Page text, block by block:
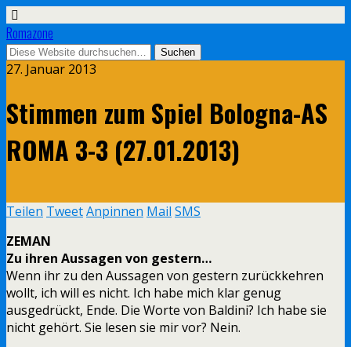
Romazone
27. Januar 2013
Stimmen zum Spiel Bologna-AS
ROMA 3-3 (27.01.2013)
Teilen TweetAnpinnen Mail SMS
ZEMAN
Zu ihren Aussagen von gestern…
Wenn ihr zu den Aussagen von gestern zurückkehren
wollt, ich will es nicht. Ich habe mich klar genug
ausgedrückt, Ende. Die Worte von Baldini? Ich habe sie
nicht gehört. Sie lesen sie mir vor? Nein.